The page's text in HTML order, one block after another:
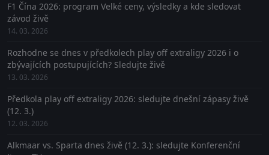
F1 Čína 2026: program Velké ceny, výsledky a kde sledovat
závod živě
14. 03. 2026
Rozhodne se dnes v předkolech play off extraligy 2026 i o
zbývajících postupujících? Sledujte živě
13. 03. 2026
Předkola play off extraligy 2026: sledujte dnešní zápasy živě
(12. 3.)
12. 03. 2026
Alkmaar vs. Sparta dnes živě (12. 3.): sledujte Konferenční